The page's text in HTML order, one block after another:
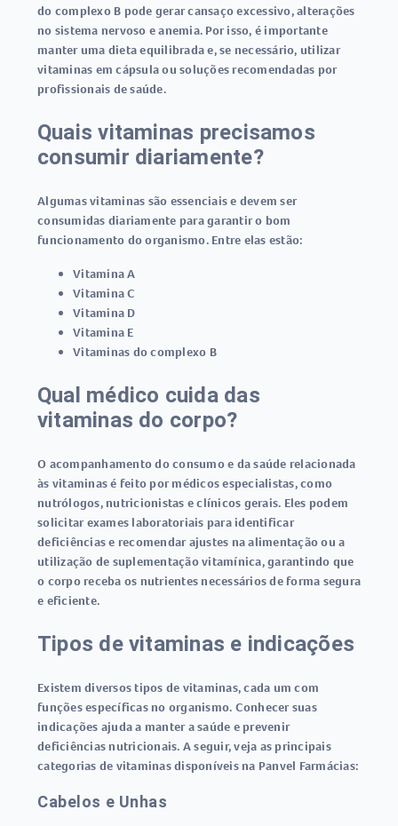
do complexo B pode gerar cansaço excessivo, alterações
no sistema nervoso e anemia. Por isso, é importante
manter uma dieta equilibrada e, se necessário, utilizar
vitaminas em cápsulaou soluções recomendadas por
profissionais de saúde.
Quais vitaminas precisamos
consumir diariamente?
Algumas vitaminas são essenciais e devem ser
consumidas diariamente para garantir o bom
funcionamento do organismo. Entre elas estão:
Vitamina A
Vitamina C
Vitamina D
Vitamina E
Vitaminas do complexo B
Qual médico cuida das
vitaminas do corpo?
O acompanhamento do consumo e da saúde relacionada
às vitaminas é feito por médicos especialistas, como
nutrólogos, nutricionistas eclínicos gerais. Eles podem
solicitar exames laboratoriais para identificar
deficiências e recomendar ajustes na alimentação ou a
utilização de suplementação vitamínica, garantindo que
o corpo receba os nutrientes necessários de forma segura
e eficiente.
Tipos de vitaminas e indicações
Existem diversostipos de vitaminas, cada um com
funções específicas no organismo. Conhecer suas
indicações ajuda a manter a saúde e prevenir
deficiências nutricionais. A seguir, veja as principais
categorias de vitaminas disponíveis na Panvel Farmácias:
Cabelos e Unhas